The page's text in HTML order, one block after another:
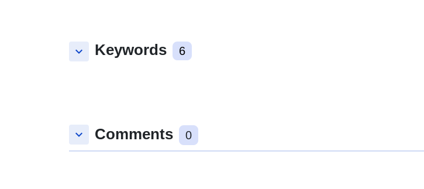
keyboard_arrow_down Keywords 6
keyboard_arrow_down Comments 0